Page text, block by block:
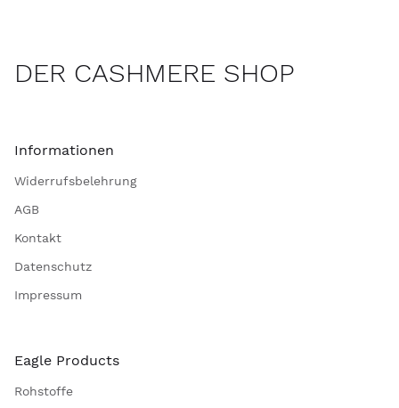
DER CASHMERE SHOP
Informationen
Widerrufsbelehrung
AGB
Kontakt
Datenschutz
Impressum
Eagle Products
Rohstoffe